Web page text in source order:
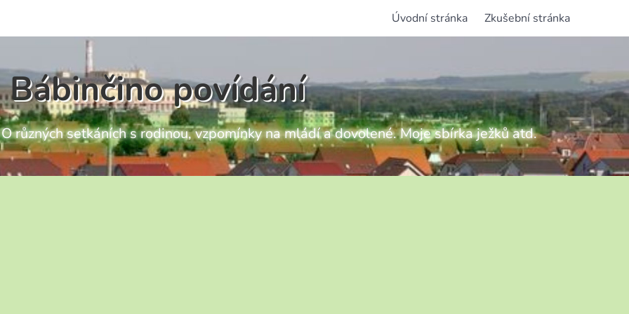
Úvodní stránka Zkušební stránka
Bábinčino povídání
různých setkáních s rodinou, vzpomínky na mládí a dovolené. Moje sbírka ježků atd.